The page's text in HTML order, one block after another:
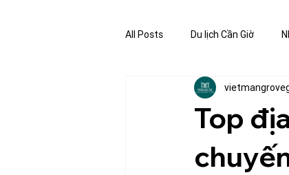
All Posts Du lịch Cần Giờ
Ưu đãi Mangrove Tuyển
Top